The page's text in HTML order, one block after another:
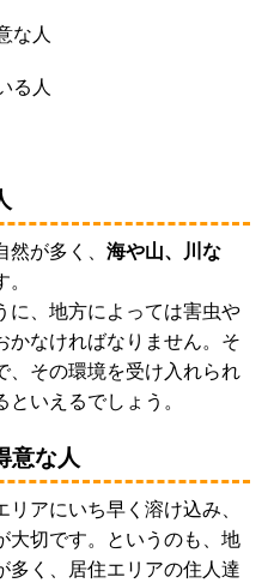
な人
る人
が多く、 海や山、川な
に、地方によっては害虫や
かなければなりません。そ
、その環境を受け入れられ
いえるでしょう。
意な人
アにいち早く溶け込み、
大切です。というのも、地
多く、居住エリアの住人達